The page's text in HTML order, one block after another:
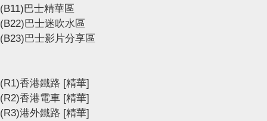
(B11)巴士精華區
(B22)巴士迷吹水區
(B23)巴士影片分享區
(R1)香港鐵路 [精華]
(R2)香港電車 [精華]
(R3)港外鐵路 [精華]